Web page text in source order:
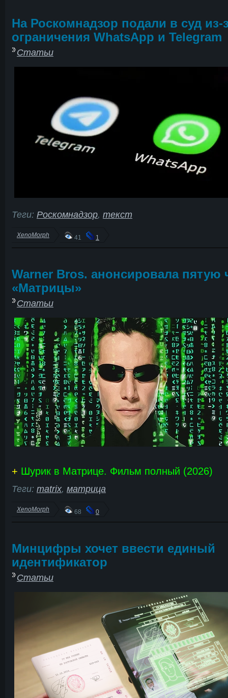
На Роскомнадзор подали в суд из-
ограничения WhatsApp и Telegram
Статьи
Теги: Роскомнадзор, текст
XenoMorph 41 1
Warner Bros. анонсировала пятую
«Матрицы»
Статьи
+ Шурик в Матрице. Фильм полный (2026)
Теги: matrix, матрица
XenoMorph 68 0
Минцифры хочет ввести единый
идентификатор
Статьи